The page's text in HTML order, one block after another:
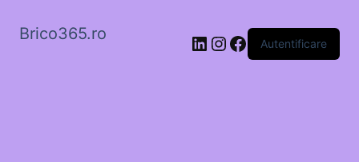
Brico365.ro LinkedIn
Instagram
Facebook
Autentificare